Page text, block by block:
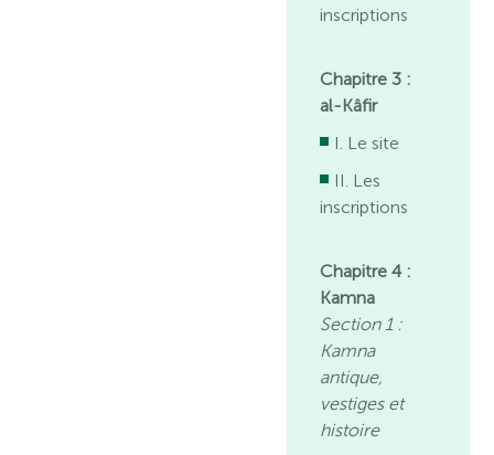
inscriptions
Chapitre 3 :
al-Kâfir
I. Le site
II. Les
inscriptions
Chapitre 4 :
Kamna
Section 1 :
Kamna
antique,
vestiges et
histoire